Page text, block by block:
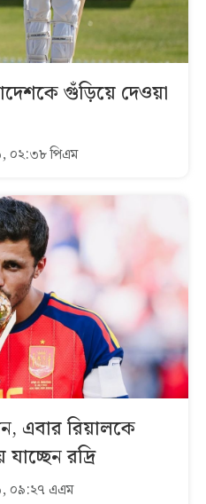
গুঁড়িয়ে দেওয়া
০২:৩৮ পিএম
এবার রিয়ালকে
রদ্রি
০৯:২৭ এএম